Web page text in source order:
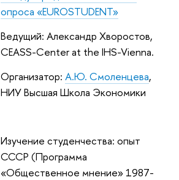
опроса «EUROSTUDENT»
Ведущий: Александр Хворостов,
CEASS-Center at the IHS-Vienna.
Организатор: А.Ю. Смоленцева,
НИУ Высшая Школа Экономики
Изучение студенчества: опыт
СССР (Программа
«Общественное мнение» 1987-